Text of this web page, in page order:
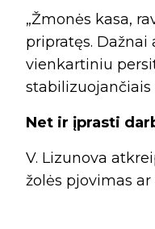
„Žmonės kasa,
pripratęs.
vienkartiniu
stabilizuojančiais
Net ir įprasti
V. Lizunova
žolės pjovimas